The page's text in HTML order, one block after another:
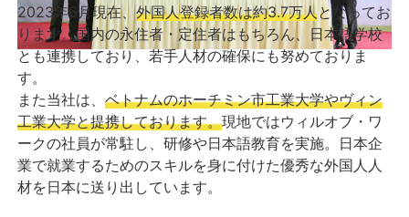
2023年6月現在、外国人登録者数は約3.7万人となってお
ります。国内の永住者・定住者はもちろん、日本語学校
とも連携しており、若手人材の確保にも努めておりま
す。
また当社は、ベトナムのホーチミン市工業大学やヴィン
工業大学と提携しております。現地ではウィルオブ・ワ
ークの社員が常駐し、研修や日本語教育を実施。日本企
業で就業するためのスキルを身に付けた優秀な外国人人
材を日本に送り出しています。